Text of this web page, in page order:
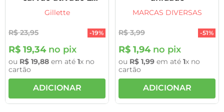
Gillette
R$ 23,95 -19%
R$ 19,34no pix
ou R$ 19,88 em até 1x no
cartão
ADICIONAR
MARCAS DIVERSAS
R$ 3,99 -51%
R$ 1,94no pix
ou R$ 1,99 em até 1x no
cartão
ADICIONAR